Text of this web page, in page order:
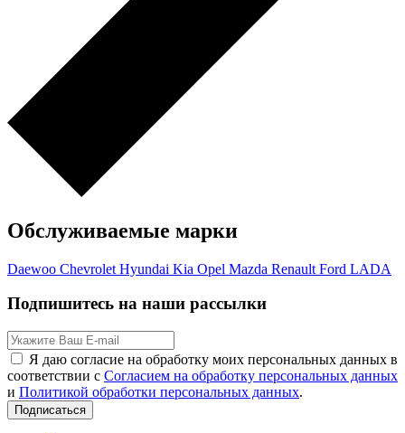
Обслуживаемые марки
Daewoo Chevrolet Hyundai Kia Opel Mazda Renault Ford LADA
Подпишитесь на наши рассылки
Я даю согласие на обработку моих персональных данных в
соответствии с Согласием на обработку персональных данных
и Политикой обработки персональных данных.
Подписаться